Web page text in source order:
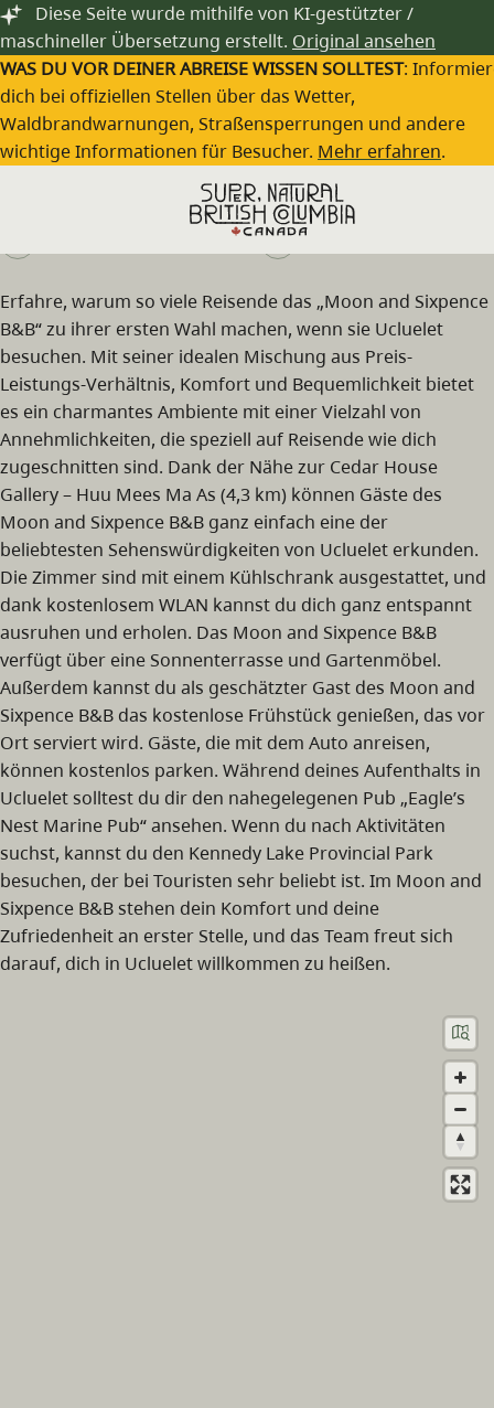
Zum Hauptinhalt springen
Diese Seite wurde mithilfe von KI-gestützter /
maschineller Übersetzung erstellt. Original ansehen
WAS DU VOR DEINER ABREISE WISSEN SOLLTEST:
dich bei offiziellen Stellen über das Wetter,
Waldbrandwarnungen, Straßensperrungen und andere
wichtige Informationen für Besucher. Mehr erfahren.
Moon and Sixpence B&B
(250) 726-7268
Erfahre, warum so viele Reisende das „Moon and Sixpence
B&B“ zu ihrer ersten Wahl machen, wenn sie Ucluelet
besuchen. Mit seiner idealen Mischung aus Preis-
Leistungs-Verhältnis, Komfort und Bequemlichkeit bietet
es ein charmantes Ambiente mit einer Vielzahl von
Annehmlichkeiten, die speziell auf Reisende wie dich
zugeschnitten sind. Dank der Nähe zur Cedar House
Gallery – Huu Mees Ma As (4,3 km) können Gäste des
Moon and Sixpence B&B ganz einfach eine der
beliebtesten Sehenswürdigkeiten von Ucluelet erkunden.
Die Zimmer sind mit einem Kühlschrank ausgestattet, und
dank kostenlosem WLAN kannst du dich ganz entspannt
ausruhen und erholen. Das Moon and Sixpence B&B
verfügt über eine Sonnenterrasse und Gartenmöbel.
Außerdem kannst du als geschätzter Gast des Moon and
Sixpence B&B das kostenlose Frühstück genießen, das vor
Ort serviert wird. Gäste, die mit dem Auto anreisen,
können kostenlos parken. Während deines Aufenthalts in
Ucluelet solltest du dir den nahegelegenen Pub „Eagle’s
Nest Marine Pub“ ansehen. Wenn du nach Aktivitäten
suchst, kannst du den Kennedy Lake Provincial Park
besuchen, der bei Touristen sehr beliebt ist. Im Moon and
Sixpence B&B stehen dein Komfort und deine
Zufriedenheit an erster Stelle, und das Team freut sich
darauf, dich in Ucluelet willkommen zu heißen.